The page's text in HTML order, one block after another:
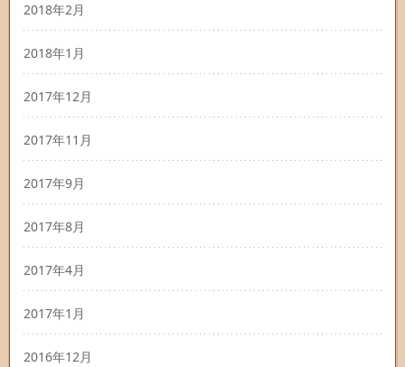
2018年2月
2018年1月
2017年12月
2017年11月
2017年9月
2017年8月
2017年4月
2017年1月
2016年12月